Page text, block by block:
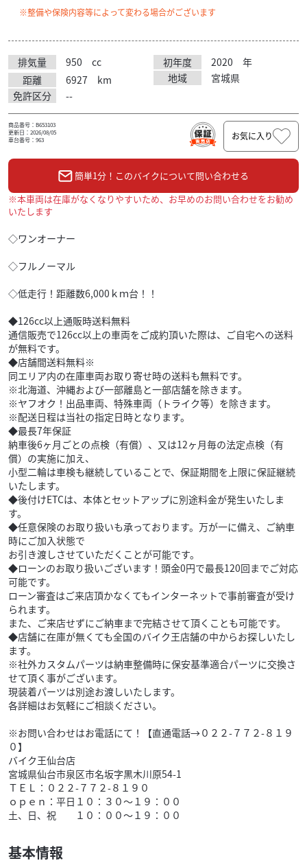
※整備や保険内容等によって変わる場合がございます
排気量 950 cc 初年度 2020
年
距離
6927 km 地域
宮城県
免許区分
--
商品番号：B653103
更新日：2026/08/05
車台番号：963
お気に入り
簡単1分！このバイクについて問い合わせる
※本車両は在庫がなくなりやすいため、お早めのお問い合わせをお勧め
いたします
◇ワンオーナー
◇フルノーマル
◇低走行！距離数6,000ｋｍ台！！
◆126cc以上通販時送料無料
通信販売で126cc以上の車両をご成約頂いた際は、ご自宅への送料
が無料です。
◆店舗間送料無料※
同エリア内の在庫車両お取り寄せ時の送料も無料です。
※北海道、沖縄および一部離島と一部店舗を除きます。
※ヤフオク！出品車両、特殊車両（トライク等）を除きます。
※配送日程は当社の指定日時となります。
◆最長7年保証
納車後6ヶ月ごとの点検（有償）、又は12ヶ月毎の法定点検（有
償）の実施に加え、
小型二輪は車検も継続していることで、保証期間を上限に保証継続
いたします。
◆後付けETCは、本体とセットアップに別途料金が発生いたしま
す。
◆任意保険のお取り扱いも承っております。万が一に備え、ご納車
時にご加入状態で
お引き渡しさせていただくことが可能です。
◆ローンのお取り扱いございます！頭金0円で最長120回までご対応
可能です。
ローン審査はご来店頂かなくてもインターネットで事前審査が受け
られます。
また、ご来店せずにご納車まで完結させて頂くことも可能です。
◆店舗に在庫が無くても全国のバイク王店舗の中からお探しいたし
ます。
※社外カスタムパーツは納車整備時に保安基準適合パーツに交換さ
せて頂く事がございます。
現装着パーツは別途お渡しいたします。
各詳細はお気軽にご相談ください。
※お問い合わせはお電話にて！【直通電話→０２２-７７２-８１９
０】
バイク王仙台店
宮城県仙台市泉区市名坂字黒木川原54-1
ＴＥＬ：０２２-７７２-８１９０
ｏｐｅｎ：平日１０：３０～１９：００
土、日、祝 １０：００～１９：００
基本情報